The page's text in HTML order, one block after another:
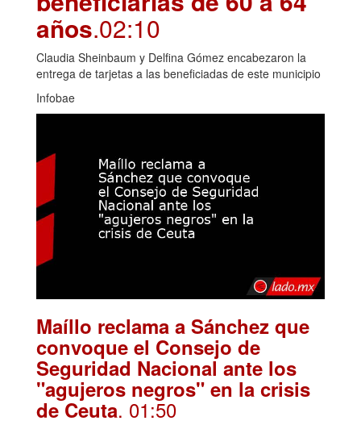
años.02:10
Claudia Sheinbaum y Delfina Gómez encabezaron la
entrega de tarjetas a las beneficiadas de este municipio
Infobae
Maíllo reclama a Sánchez que
convoque el Consejo de
Seguridad Nacional ante los
"agujeros negros" en la crisis
de Ceuta. 01:50